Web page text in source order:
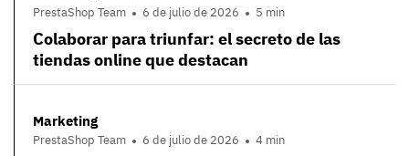
PrestaShop Team 6 de julio de 2026 5 min
Colaborar para triunfar: el secreto de las
tiendas online que destacan
Marketing
PrestaShop Team 6 de julio de 2026 4 min